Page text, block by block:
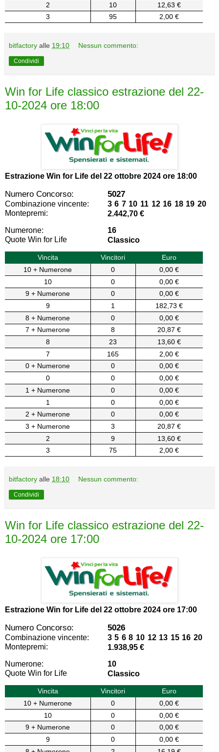
2
10
12,63 €
3
95 2,00 €
bitfactory alle 19:10 Nessun commento:
Condividi
Win for Life classico estrazione del 22-
10-2024 ore 18:00
Estrazione Win for Life del 22 ottobre 2024 ore 18:00
Numero Concorso: 5027
Combinazione vincente:
3 6 7 10 11 12 16 18 19 20
Montepremi:
2.442,70 €
Numerone:
16
Quote Win for Life
Classico
Vincita Vincitori
Euro
10 + Numerone
0
0,00 €
10
0
0,00 €
9 + Numerone
0
0,00 €
9
1
182,73 €
8 + Numerone
0
0,00 €
7 + Numerone
8
20,87 €
8
23
13,60 €
7
165
2,00 €
0 + Numerone
0
0,00 €
0
0
0,00 €
1 + Numerone
0
0,00 €
1
0
0,00 €
2 + Numerone
0
0,00 €
3 + Numerone
3
20,87 €
2
9
13,60 €
3
75 2,00 €
bitfactory alle 18:10 Nessun commento:
Condividi
Win for Life classico estrazione del 22-
10-2024 ore 17:00
Estrazione Win for Life del 22 ottobre 2024 ore 17:00
Numero Concorso: 5026
Combinazione vincente:
3 5 6 8 10 12 13 15 16 20
Montepremi:
1.938,95 €
Numerone:
10
Quote Win for Life
Classico
Vincita Vincitori
Euro
10 + Numerone
0
0,00 €
10
0
0,00 €
9 + Numerone
0
0,00 €
9
0
0,00 €